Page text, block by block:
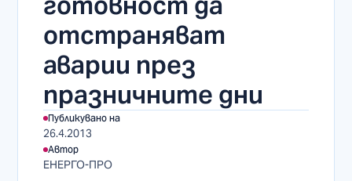
отстраняват
аварии през
празничните дни
Публикувано на
26.4.2013
Автор
ЕНЕРГО-ПРО